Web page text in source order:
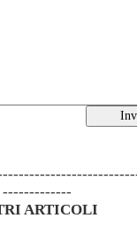
-------------
ARTICOLI